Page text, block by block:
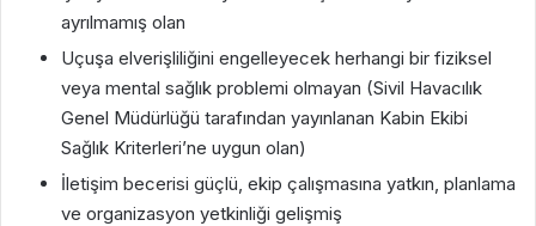
ayrılmamış olan
Uçuşa elverişliliğini engelleyecek herhangi bir fiziksel
veya mental sağlık problemi olmayan (Sivil Havacılık
Genel Müdürlüğü tarafından yayınlanan Kabin Ekibi
Sağlık Kriterleri’ne uygun olan)
İletişim becerisi güçlü, ekip çalışmasına yatkın, planlama
ve organizasyon yetkinliği gelişmiş